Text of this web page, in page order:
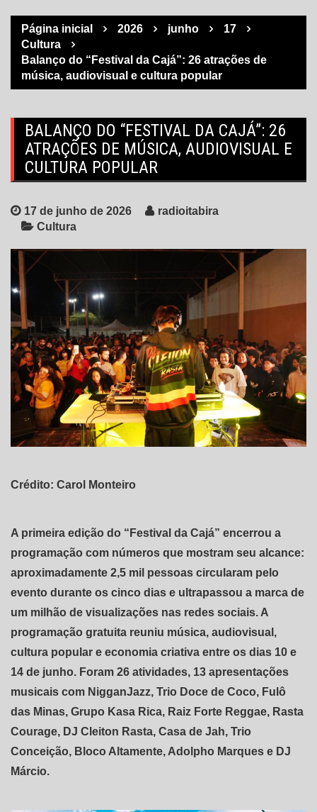
Página inicial 2026 junho
17
Cultura
Balanço do “Festival da Cajá”: 26 atrações de
música, audiovisual e cultura popular
BALANÇO DO “FESTIVAL DA CAJÁ”: 26
ATRAÇÕES DE MÚSICA, AUDIOVISUAL E
CULTURA POPULAR
17 de junho de 2026
radioitabira
Cultura
Crédito: Carol Monteiro
A primeira edição do “Festival da Cajá” encerrou a
programação com números que mostram seu alcance:
aproximadamente 2,5 mil pessoas circularam pelo
evento durante os cinco dias e ultrapassou a marca de
um milhão de visualizações nas redes sociais. A
programação gratuita reuniu música, audiovisual,
cultura popular e economia criativa entre os dias 10 e
14 de junho. Foram 26 atividades, 13 apresentações
musicais com NigganJazz, Trio Doce de Coco, Fulô
das Minas, Grupo Kasa Rica, Raiz Forte Reggae, Rasta
Courage, DJ Cleiton Rasta, Casa de Jah, Trio
Conceição, Bloco Altamente, Adolpho Marques e DJ
Márcio.